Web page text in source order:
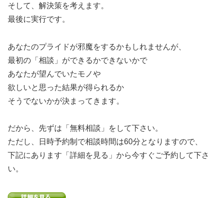
そして、解決策を考えます。
最後に実行です。
あなたのプライドが邪魔をするかもしれませんが、
最初の「相談」ができるかできないかで
あなたが望んでいたモノや
欲しいと思った結果が得られるか
そうでないかが決まってきます。
だから、先ずは「無料相談」をして下さい。
ただし、日時予約制で相談時間は60分となりますので、
下記にあります「詳細を見る」から今すぐご予約して下さ
い。